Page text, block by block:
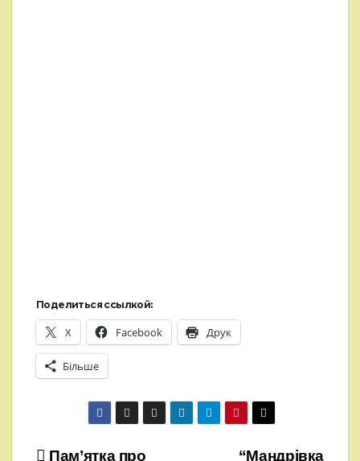
Поделиться ссылкой:
X Facebook Друк
Більше
“Мандрівка
Пам’ятка про